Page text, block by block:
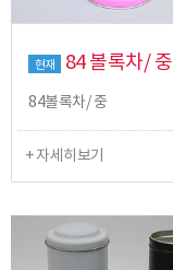
현재 84 볼록차/ 중
84볼록차/ 중
+ 자세히보기